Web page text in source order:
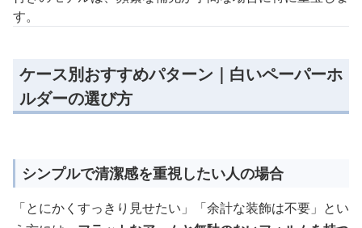
す。
ケース別おすすめパターン｜白いペーパーホ
ルダーの選び方
シンプルで清潔感を重視したい人の場合
「とにかくすっきり見せたい」「余計な装飾は不要」とい